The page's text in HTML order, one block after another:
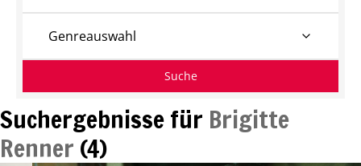
Suchergebnisse für Brigitte
Renner (4)
Genreauswahl
Suche